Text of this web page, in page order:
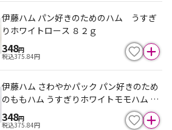
伊藤ハム パン好きのためのハム うすぎ
りホワイトロース ８２ｇ
348円
税込375.84円
伊藤ハム さわやかパック パン好きのため
のももハム うすぎりホワイトモモハム 82
g
348円
税込375.84円